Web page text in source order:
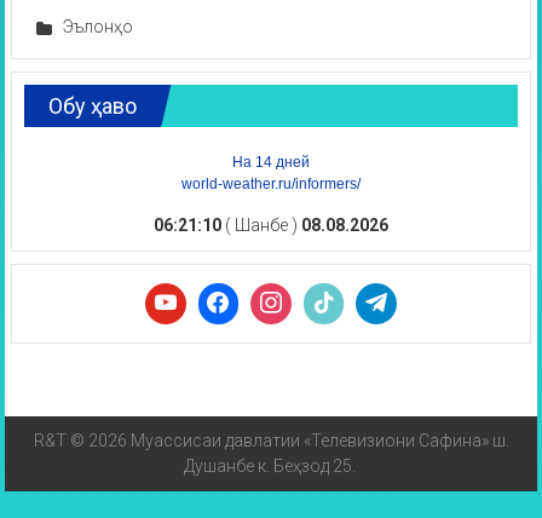
Эълонҳо
Обу ҳаво
На 14 дней
world-weather.ru/informers/
06:21:10 ( Шанбе ) 08.08.2026
R&T © 2026 Муассисаи давлатии «Телевизиони Сафина» ш.
Душанбе к. Беҳзод 25.